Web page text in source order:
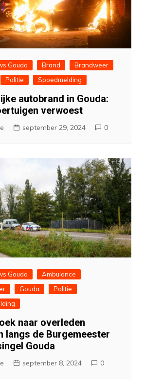
Gouda Brand
Brandweer
Politie Spoedmelding
autobrand in Gouda:
verwoest
september 29, 2024 0
Gouda
Ambulance
Gouda
Politie
naar overleden
langs de Burgemeester
Gouda
september 8, 2024 0